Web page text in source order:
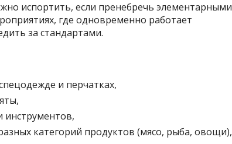
испортить, если пренебречь элементарными
где одновременно работает
за стандартами.
и перчатках,
инструментов,
категорий продуктов (мясо, рыба, овощи),